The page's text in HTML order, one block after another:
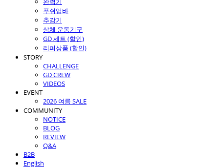
푸쉬업바
추감기
상체 운동기구
GD 세트 (할인)
리퍼상품 (할인)
STORY
CHALLENGE
GD CREW
VIDEOS
EVENT
2026 여름 SALE
COMMUNITY
NOTICE
BLOG
REVIEW
Q&A
B2B
English